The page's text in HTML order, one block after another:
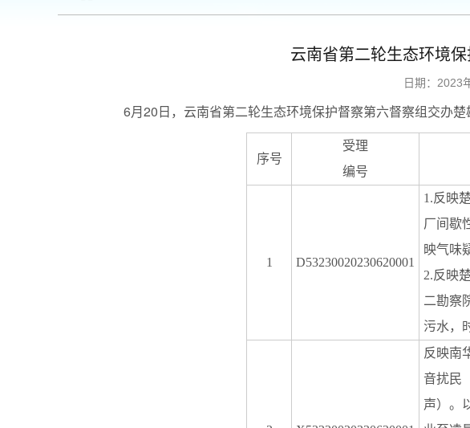
云南省第二轮生态环境
日期：
6月20日，云南省第二轮生态环境保护督察第六督察组交办
序号
受理
编号
1 D53230020230620001
1.反映
厂间歇
映气味
2.反映
二勘察
污水，
反映南
音扰民
声）。